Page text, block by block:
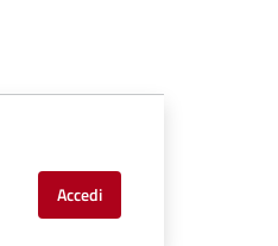
Accedi